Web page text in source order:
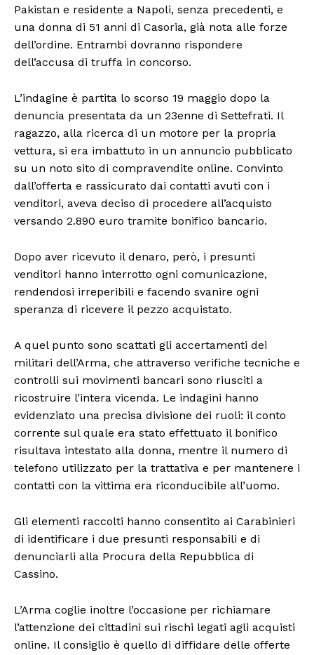
Pakistan e residente a Napoli, senza precedenti, e
una donna di 51 anni di Casoria, già nota alle forze
dell’ordine. Entrambi dovranno rispondere
dell’accusa di truffa in concorso.
L’indagine è partita lo scorso 19 maggio dopo la
denuncia presentata da un 23enne di Settefrati. Il
ragazzo, alla ricerca di un motore per la propria
vettura, si era imbattuto in un annuncio pubblicato
su un noto sito di compravendite online. Convinto
dall’offerta e rassicurato dai contatti avuti con i
venditori, aveva deciso di procedere all’acquisto
versando 2.890 euro tramite bonifico bancario.
Dopo aver ricevuto il denaro, però, i presunti
venditori hanno interrotto ogni comunicazione,
rendendosi irreperibili e facendo svanire ogni
speranza di ricevere il pezzo acquistato.
A quel punto sono scattati gli accertamenti dei
militari dell’Arma, che attraverso verifiche tecniche e
controlli sui movimenti bancari sono riusciti a
ricostruire l’intera vicenda. Le indagini hanno
evidenziato una precisa divisione dei ruoli: il conto
corrente sul quale era stato effettuato il bonifico
risultava intestato alla donna, mentre il numero di
telefono utilizzato per la trattativa e per mantenere i
contatti con la vittima era riconducibile all’uomo.
Gli elementi raccolti hanno consentito ai Carabinieri
di identificare i due presunti responsabili e di
denunciarli alla Procura della Repubblica di
Cassino.
L’Arma coglie inoltre l’occasione per richiamare
l’attenzione dei cittadini sui rischi legati agli acquisti
online. Il consiglio è quello di diffidare delle offerte